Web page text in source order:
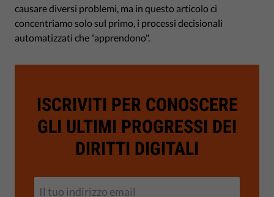
causare diversi problemi, ma in questo articolo ci
concentriamo solo sul primo, i processi decisionali
automatizzati che "apprendono".
ISCRIVITI PER CONOSCERE
GLI ULTIMI PROGRESSI DEI
DIRITTI DIGITALI